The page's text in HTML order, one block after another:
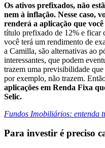
Os ativos prefixados, não
nem à inflação. Nesse caso,
renderá a aplicação que
título prefixado de 12% e ficar
você terá um rendimento de
a Camilla, são alternativas ao
interessantes, que podem
trazem uma previsibilidade
por exemplo, não trazem.
aplicações em Renda Fixa
Selic.
Fundos Imobiliários: entenda
Para investir é preciso